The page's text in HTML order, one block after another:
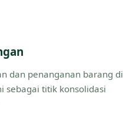
dan penanganan barang di
sebagai titik konsolidasi